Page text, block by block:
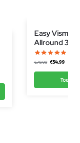
Easy
Allround
€79,99 €54,99